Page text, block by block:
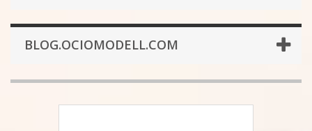
BLOG.OCIOMODELL.COM